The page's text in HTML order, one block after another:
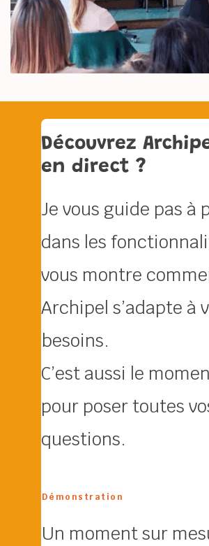
Découvrez
en direct ?
Je vous guide pas à
dans les
vous montre
Archipel s’adapte à
besoins.
C’est aussi le
pour poser toutes
questions.
Démonstration
Un moment sur